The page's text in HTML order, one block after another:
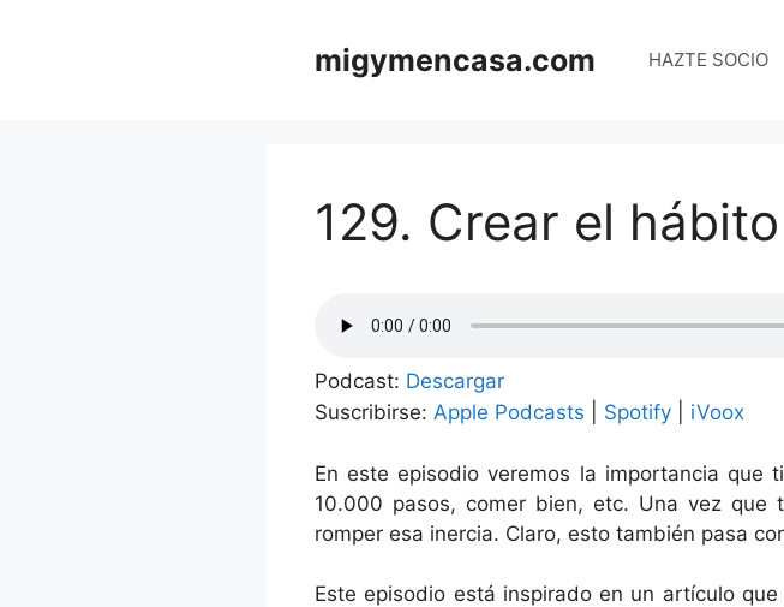
migymencasa.com HAZTE SOCIO
129. Crear el hábito
Podcast: Descargar
Suscribirse: Apple Podcasts Spotify iVoox
En este episodio veremos la importancia que
10.000 pasos, comer bien, etc. Una vez
romper esa inercia. Claro, esto también pasa
Este episodio está inspirado en un artículo